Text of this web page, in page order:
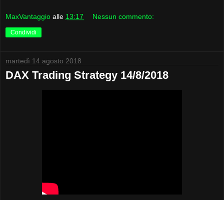
MaxVantaggio alle 13:17 Nessun commento:
Condividi
martedì 14 agosto 2018
DAX Trading Strategy 14/8/2018